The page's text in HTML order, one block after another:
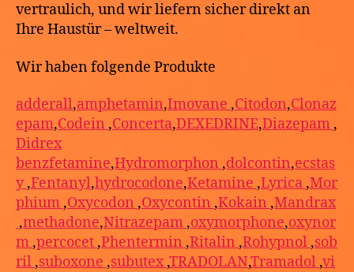
vertraulich, und wir liefern sicher direkt an
Ihre Haustür – weltweit.
Wir haben folgende Produkte
adderall,amphetamin,Imovane ,Citodon,Clonaz
epam,Codein ,Concerta,DEXEDRINE,Diazepam ,
Didrex
benzfetamine,Hydromorphon ,dolcontin,ecstas
y ,Fentanyl,hydrocodone,Ketamine ,Lyrica ,Mor
phium ,Oxycodon ,Oxycontin ,Kokain ,Mandrax
,methadone,Nitrazepam ,oxymorphone,oxynor
m ,percocet ,Phentermin ,Ritalin ,Rohypnol ,sob
ril ,suboxone ,subutex,TRADOLAN,Tramadol ,vi